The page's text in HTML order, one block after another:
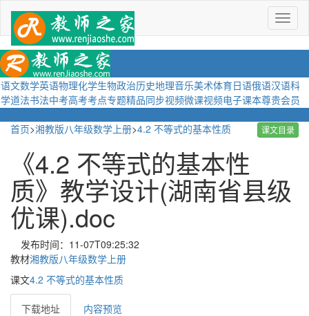
菜
单
语文数学英语物理化学生物政治历史地理音乐美术体育日语俄语汉语科
学道法书法中考高考考点专题精品同步视频微课视频电子课本尊贵会员
课文目录
首页>湘教版八年级数学上册>4.2 不等式的基本性质
《4.2 不等式的基本性
质》教学设计(湖南省县级
优课).doc
发布时间：11-07T09:25:32
教材湘教版八年级数学上册
课文4.2 不等式的基本性质
下载地址 内容预览